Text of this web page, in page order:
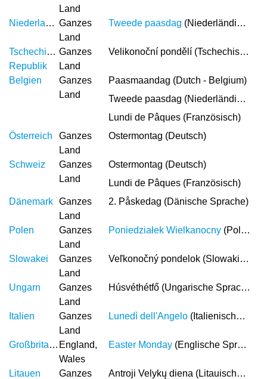
Land
Niederlande Ganzes
Land
Tweede paasdag (Niederländische Sprache)
Tschechische
Republik
Ganzes
Land
Velikonoční pondělí (Tschechische Sprache)
Belgien
Ganzes
Land
Paasmaandag (Dutch - Belgium)
Tweede paasdag (Niederländische Sprache)
Lundi de Pâques (Französisch)
Österreich
Ganzes
Land
Ostermontag (Deutsch)
Schweiz
Ganzes
Land
Ostermontag (Deutsch)
Lundi de Pâques (Französisch)
Dänemark Ganzes
Land
2. Påskedag (Dänische Sprache)
Polen
Ganzes
Land
Poniedziałek Wielkanocny (Polnische Sprache)
Slowakei
Ganzes
Land
Veľkonočný pondelok (Slowakische Sprache)
Ungarn
Ganzes
Land
Húsvéthétfő (Ungarische Sprache)
Italien
Ganzes
Land
Lunedì dell'Angelo (Italienische Sprache)
Großbritannien England,
Wales
Easter Monday (Englische Sprache)
Litauen
Ganzes
Antroji Velykų diena (Litauische Sprache)